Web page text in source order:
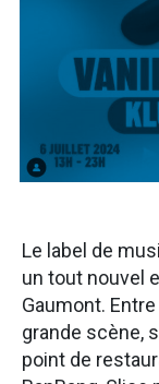
Le label de
un tout nouvel
Gaumont.
grande scène,
point de